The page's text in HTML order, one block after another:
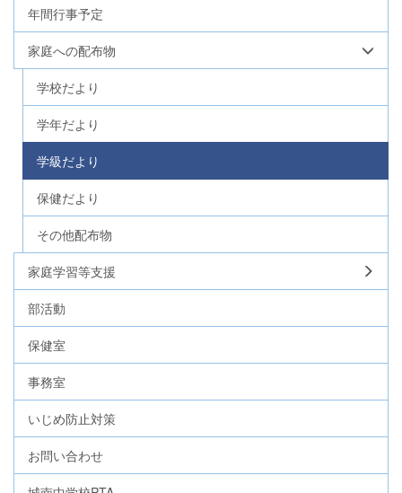
年間行事予定
家庭への配布物
学校だより
学年だより
学級だより
保健だより
その他配布物
家庭学習等支援
部活動
保健室
事務室
いじめ防止対策
お問い合わせ